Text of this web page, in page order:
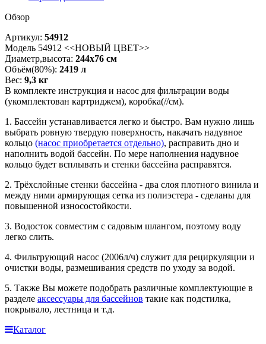
Обзор
Артикул: 54912
Модель 54912 <<НОВЫЙ ЦВЕТ>>
Диаметр,высота: 244х76 см
Объём(80%): 2419 л
Вес: 9,3 кг
В комплекте инструкция и насос для фильтрации воды
(укомплектован картриджем), коробка(//см).
1. Бассейн устанавливается легко и быстро. Вам нужно лишь
выбрать ровную твердую поверхность, накачать надувное
кольцо (насос приобретается отдельно), расправить дно и
наполнить водой бассейн. По мере наполнения надувное
кольцо будет всплывать и стенки бассейна расправятся.
2. Трёхслойные стенки бассейна - два слоя плотного винила и
между ними армирующая сетка из полиэстера - сделаны для
повышенной износостойкости.
3. Водосток совместим с садовым шлангом, поэтому воду
легко слить.
4. Фильтрующий насос (2006л/ч) служит для рециркуляции и
очистки воды, размешивания средств по уходу за водой.
5. Также Вы можете подобрать различные комплектующие в
разделе аксессуары для бассейнов такие как подстилка,
покрывало, лестница и т.д.
Каталог